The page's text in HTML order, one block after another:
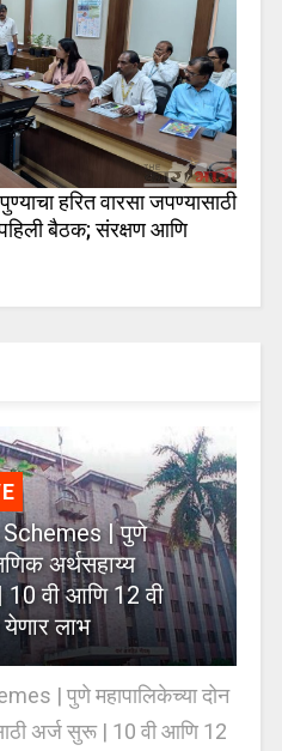
हरित वारसा जपण्यासाठी
बैठक; संरक्षण आणि
| पुणे
अर्थसहाय्य
10 वी आणि 12 वी
येणार लाभ
| पुणे महापालिकेच्या दोन
अर्ज सुरू | 10 वी आणि 12